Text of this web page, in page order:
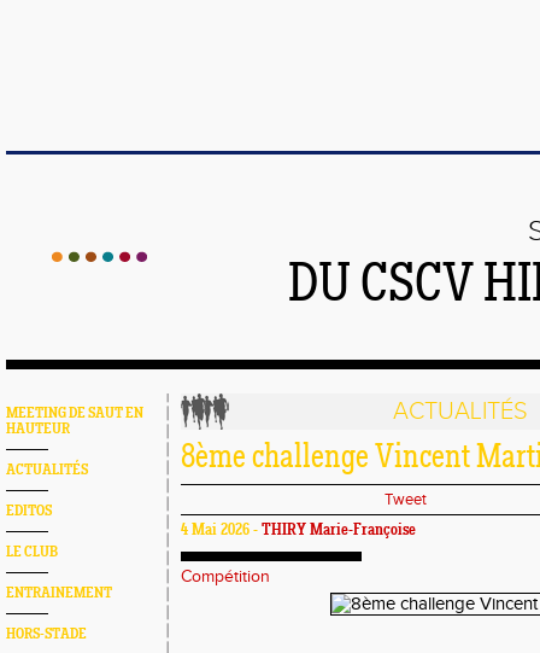
DU CSCV
MEETING DE SAUT EN
HAUTEUR
ACTUALITÉS
EDITOS
LE CLUB
ENTRAINEMENT
HORS-STADE
ACTUALITÉS
8ème challenge Vincent
Tweet
4 Mai 2026 - THIRY Marie-Françoise
Compétition